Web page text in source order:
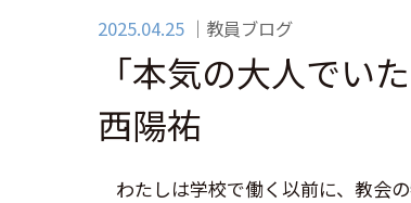
2025.04.25 教員ブログ
「本気の大人で
西陽祐
わたしは学校で働く以前に、教会